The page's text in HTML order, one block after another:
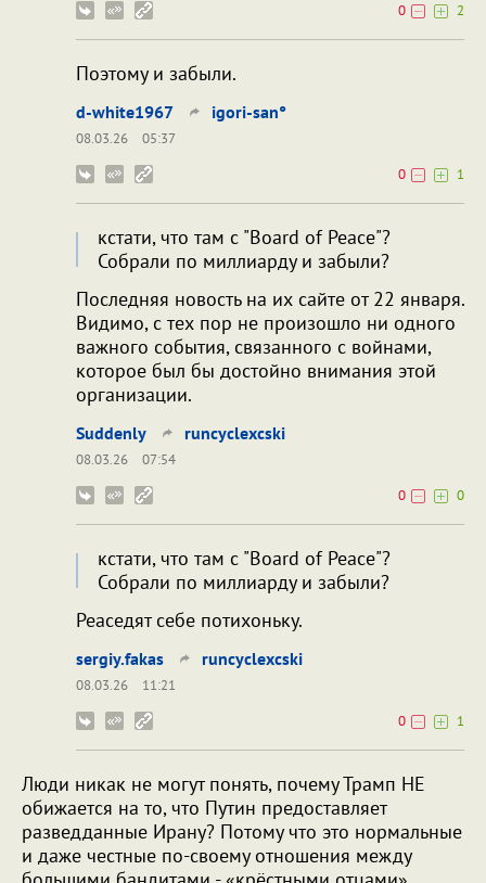
0
2
Поэтому и забыли.
d-white1967 igori-san°
08.03.26
05:37
0
1
кстати, что там с "Board of Peace"?
Собрали по миллиарду и забыли?
Последняя новость на их сайте от 22 января.
Видимо, с тех пор не произошло ни одного
важного события, связанного с войнами,
которое был бы достойно внимания этой
организации.
Suddenly runcyclexcski
08.03.26
07:54
0
0
кстати, что там с "Board of Peace"?
Собрали по миллиарду и забыли?
Peaceдят себе потихоньку.
sergiy.fakas runcyclexcski
08.03.26
11:21
0
1
Люди никак не могут понять, почему Трамп НЕ
обижается на то, что Путин предоставляет
разведданные Ирану? Потому что это нормальные
и даже честные по-своему отношения между